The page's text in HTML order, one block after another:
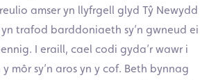
amser yn llyfrgell glyd Tŷ Newydd
trafod barddoniaeth sy’n gwneud ei
I eraill, cael codi gyda’r wawr i
môr sy’n aros yn y cof. Beth bynnag